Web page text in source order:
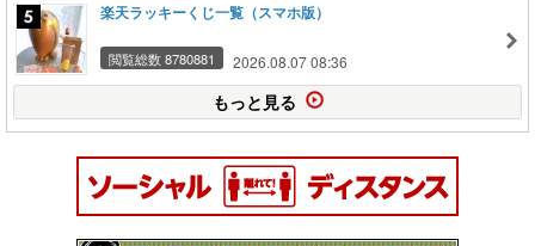
楽天ラッキーくじ一覧（スマホ版）
閲覧総数 8780881 2026.08.07 08:36
もっと見る